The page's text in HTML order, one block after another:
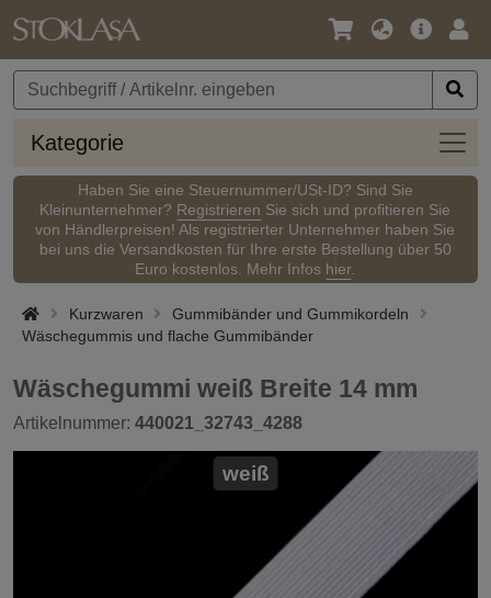
Sprache
Währung
Kategorie
Haben Sie eine Steuernummer/USt-ID? Sind Sie
Kleinunternehmer? Registrieren Sie sich und profitieren Sie
von Händlerpreisen! Als registrierter Unternehmer haben Sie
bei uns die Versandkosten für Ihre erste Bestellung über 50
Euro kostenlos. Mehr Infos hier.
Kurzwaren
Gummibänder und Gummikordeln
Wäschegummis und flache Gummibänder
Wäschegummi weiß Breite 14 mm
Artikelnummer: 440021_32743_4288
weiß